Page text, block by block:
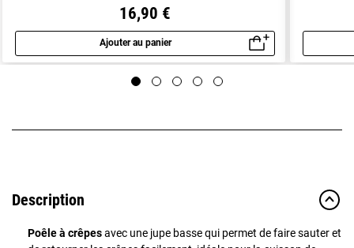
16,90 €
Ajouter au panier
Aperçu rapide
Description
Poêle à crêpesavec une jupe basse qui permet de faire sauter et